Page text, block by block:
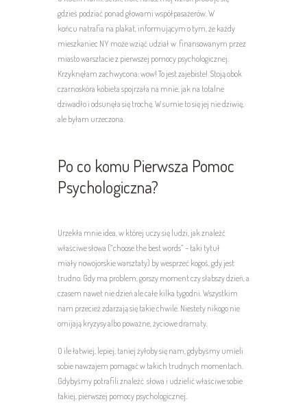
gdzieś podziać ponad głowami współpasażerów. W
końcu natrafia na plakat, informującym o tym, że każdy
mieszkaniec NY może wziąć udział w finansowanym przez
miasto warsztacie z pierwszej pomocy psychologicznej.
Krzyknęłam zachwycona: wow! To jest zajebiste! Stoją obok
czarnoskóra kobieta spojrzała na mnie, jak na totalne
dziwadło i odsunęła się trochę. W sumie to się jej nie dziwię,
ale byłam urzeczona.
Po co komu Pierwsza Pomoc
Psychologiczna?
Urzekła mnie idea, w której uczy się ludzi, jak znaleźć
właściwe słowa (“choose the best words” – taki tytuł
miały nowojorskie warsztaty) by wesprzeć kogoś, gdy jest
trudno. Gdy ma problem, gorszy moment czy słabszy dzień, a
czasem nawet nie dzień ale całe kilka tygodni. Wszystkim
nam przecież zdarzają się takie chwile. Niestety nikogo nie
omijają kryzysy albo poważne, życiowe dramaty.
O ile łatwiej, lepiej, taniej żyłoby się nam, gdybyśmy umieli
sobie nawzajem pomagać w takich trudnych momentach.
Gdybyśmy potrafili znaleźć słowa i udzielić właściwe sobie
takiej, pierwszej pomocy psychologicznej.